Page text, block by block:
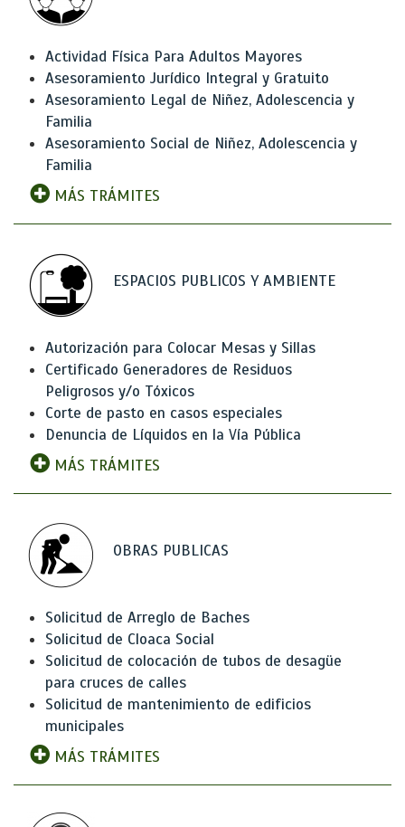
Actividad Física Para Adultos Mayores
Asesoramiento Jurídico Integral y Gratuito
Asesoramiento Legal de Niñez, Adolescencia y
Familia
Asesoramiento Social de Niñez, Adolescencia y
Familia
MÁS TRÁMITES
ESPACIOS PUBLICOS Y AMBIENTE
Autorización para Colocar Mesas y Sillas
Certificado Generadores de Residuos
Peligrosos y/o Tóxicos
Corte de pasto en casos especiales
Denuncia de Líquidos en la Vía Pública
MÁS TRÁMITES
OBRAS PUBLICAS
Solicitud de Arreglo de Baches
Solicitud de Cloaca Social
Solicitud de colocación de tubos de desagüe
para cruces de calles
Solicitud de mantenimiento de edificios
municipales
MÁS TRÁMITES